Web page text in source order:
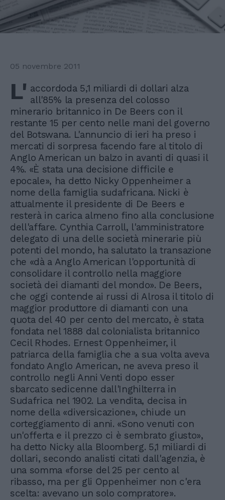
05 novembre 2011
L' accordoda 5,1 miliardi di dollari alza
all'85% la presenza del colosso
minerario britannico in De Beers con il
restante 15 per cento nelle mani del governo
del Botswana. L'annuncio di ieri ha preso i
mercati di sorpresa facendo fare al titolo di
Anglo American un balzo in avanti di quasi il
4%. «È stata una decisione difficile e
epocale», ha detto Nicky Oppenheimer a
nome della famiglia sudafricana. Nicki è
attualmente il presidente di De Beers e
resterà in carica almeno fino alla conclusione
dell'affare. Cynthia Carroll, l'amministratore
delegato di una delle società minerarie più
potenti del mondo, ha salutato la transazione
che «dà a Anglo American l'opportunità di
consolidare il controllo nella maggiore
società dei diamanti del mondo». De Beers,
che oggi contende ai russi di Alrosa il titolo di
maggior produttore di diamanti con una
quota del 40 per cento del mercato, è stata
fondata nel 1888 dal colonialista britannico
Cecil Rhodes. Ernest Oppenheimer, il
patriarca della famiglia che a sua volta aveva
fondato Anglo American, ne aveva preso il
controllo negli Anni Venti dopo esser
sbarcato sedicenne dall'Inghilterra in
Sudafrica nel 1902. La vendita, decisa in
nome della «diversicazione», chiude un
corteggiamento di anni. «Sono venuti con
un'offerta e il prezzo ci è sembrato giusto»,
ha detto Nicky alla Bloomberg. 5,1 miliardi di
dollari, secondo analisti citati dall'agenzia, è
una somma «forse del 25 per cento al
ribasso, ma per gli Oppenheimer non c'era
scelta: avevano un solo compratore».